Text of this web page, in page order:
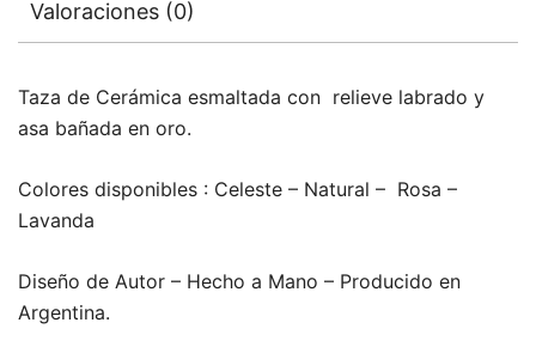
Valoraciones (0)
Taza de Cerámica esmaltada con relieve labrado y
asa bañada en oro.
Colores disponibles : Celeste – Natural – Rosa –
Lavanda
Diseño de Autor – Hecho a Mano – Producido en
Argentina.